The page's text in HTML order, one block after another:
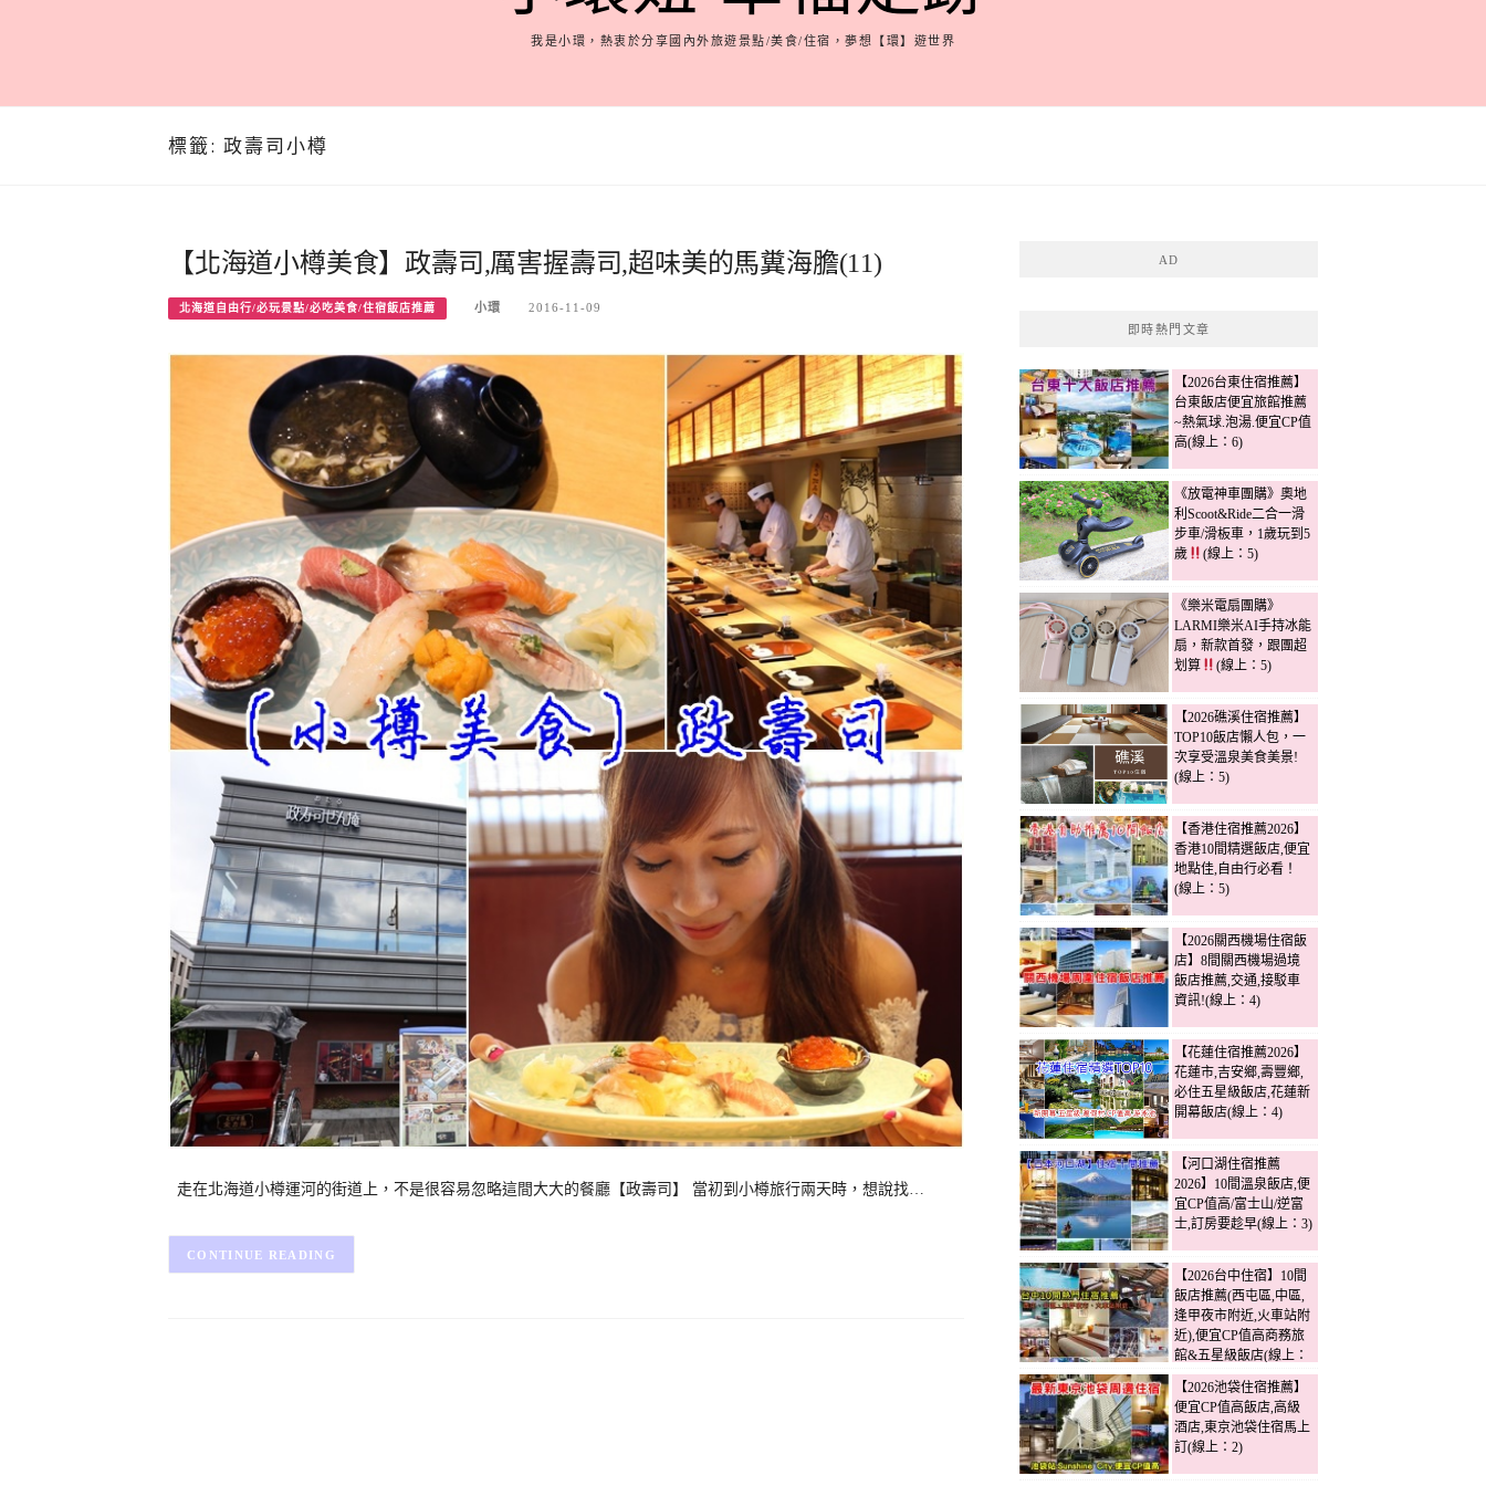
我是小環，熱衷於分享國內外旅遊景點/美食/住宿，夢想【環】遊世界
標籤: 政壽司小樽
【北海道小樽美食】政壽司,厲害握壽司,超味美的馬糞海膽(11)
北海道自由行/必玩景點/必吃美食/住宿飯店推薦 小環 2016-11-09
走在北海道小樽運河的街道上，不是很容易忽略這間大大的餐廳【政壽司】 當初到小樽旅行兩天時，想說找…
CONTINUE READING
AD
即時熱門文章
【2026台東住宿推薦】
台東飯店便宜旅館推薦
~熱氣球.泡湯.便宜CP值
高(線上：6)
《放電神車團購》奧地
利Scoot&Ride二合一滑
步車/滑板車，1歲玩到5
歲
(線上：5)
《樂米電扇團購》
LARMI樂米AI手持冰能
扇，新款首發，跟團超
划算
(線上：5)
【2026礁溪住宿推薦】
TOP10飯店懶人包，一
次享受溫泉美食美景!
(線上：5)
【香港住宿推薦2026】
香港10間精選飯店,便宜
地點佳,自由行必看！
(線上：5)
【2026關西機場住宿飯
店】8間關西機場過境
飯店推薦,交通,接駁車
資訊!(線上：4)
【花蓮住宿推薦2026】
花蓮市,吉安鄉,壽豐鄉,
必住五星級飯店,花蓮新
開幕飯店(線上：4)
【河口湖住宿推薦
2026】10間溫泉飯店,便
宜CP值高/富士山/逆富
士,訂房要趁早(線上：3)
【2026台中住宿】10間
飯店推薦(西屯區,中區,
逢甲夜市附近,火車站附
近),便宜CP值高商務旅
館&五星級飯店(線上：
2)
【2026池袋住宿推薦】
便宜CP值高飯店,高級
酒店,東京池袋住宿馬上
訂(線上：2)